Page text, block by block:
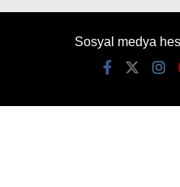
Sosyal medya